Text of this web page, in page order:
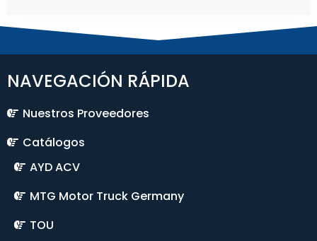
NAVEGACIÓN RÁPIDA
Nuestros Proveedores
Catálogos
AYD ACV
MTG Motor Truck Germany
TOU